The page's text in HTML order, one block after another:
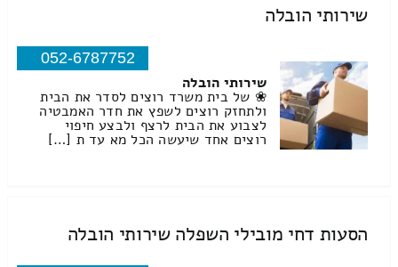
שירותי הובלה
052-6787752
שירותי הובלה
❀ של בית משרד רוצים לסדר את הבית
ולתחזק רוצים לשפץ את חדר האמבטיה
לצבוע את הבית לרצף ולבצע חיפוי
רוצים אחד שיעשה הכל מא עד ת […]
הסעות דחי מובילי השפלה שירותי הובלה